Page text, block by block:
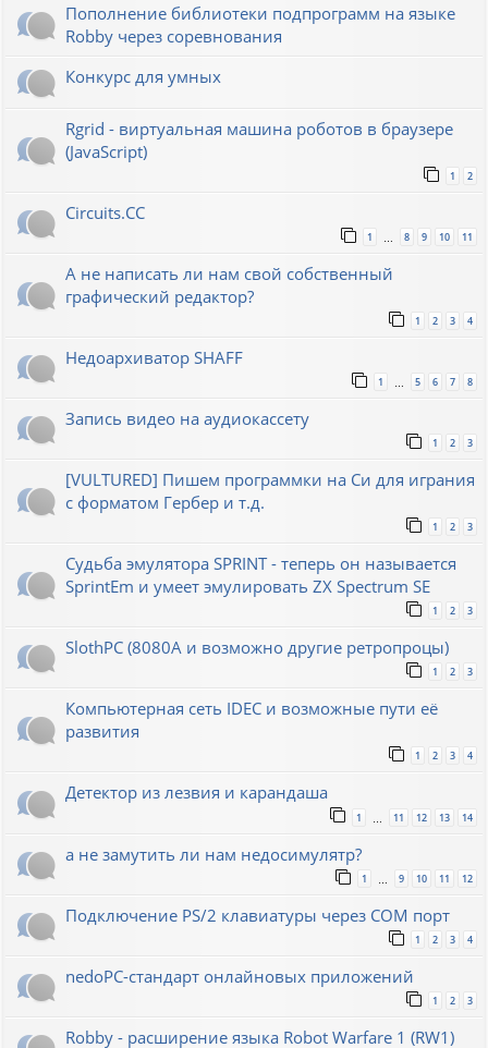
Пополнение библиотеки подпрограмм на языке
Robby через соревнования
Конкурс для умных
Rgrid - виртуальная машина роботов в браузере
(JavaScript)
1 2
Circuits.CC
1 8 9 10 11
А не написать ли нам свой собственный
графический редактор?
1 2 3 4
Недоархиватор SHAFF
1 5 6 7 8
Запись видео на аудиокассету
1 2 3
[VULTURED] Пишем программки на Си для играния
с форматом Гербер и т.д.
1 2 3
Судьба эмулятора SPRINT - теперь он называется
SprintEm и умеет эмулировать ZX Spectrum SE
1 2 3
SlothPC (8080A и возможно другие ретропроцы)
1 2 3
Компьютерная сеть IDEC и возможные пути её
развития
1 2 3 4
Детектор из лезвия и карандаша
1 11 12 13 14
а не замутить ли нам недосимулятр?
1 9 10 11 12
Подключение PS/2 клавиатуры через COM порт
1 2 3 4
nedoPC-стандарт онлайновых приложений
1 2 3
Robby - расширение языка Robot Warfare 1 (RW1)